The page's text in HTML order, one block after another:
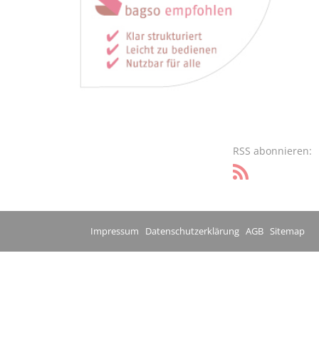
RSS abonnieren:
Impressum Datenschutzerklärung AGB Sitemap